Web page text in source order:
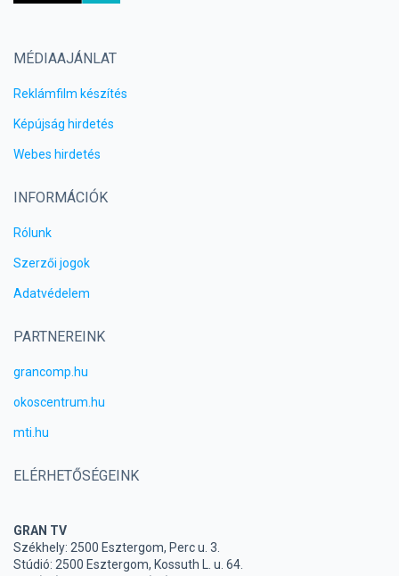
MÉDIAAJÁNLAT
Reklámfilm készítés
Képújság hirdetés
Webes hirdetés
INFORMÁCIÓK
Rólunk
Szerzői jogok
Adatvédelem
PARTNEREINK
grancomp.hu
okoscentrum.hu
mti.hu
ELÉRHETŐSÉGEINK
GRAN TV
Székhely: 2500 Esztergom, Perc u. 3.
Stúdió: 2500 Esztergom, Kossuth L. u. 64.